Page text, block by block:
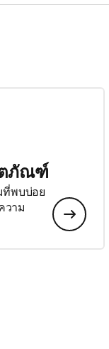
ตภัณฑ์
ที่พบบ่อย
วาม